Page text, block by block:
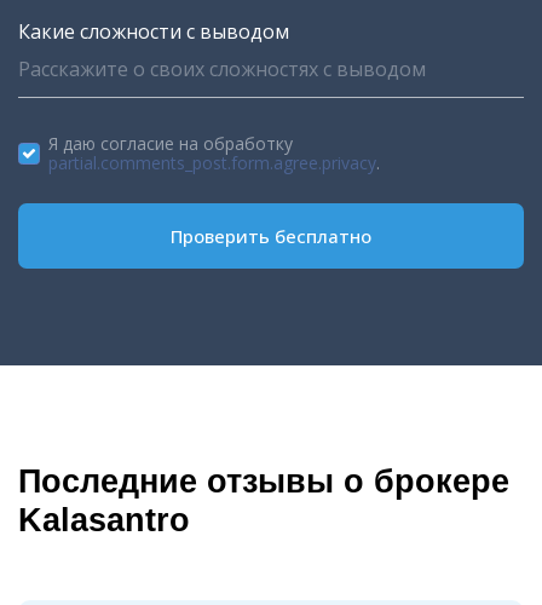
Какие сложности с выводом
Я даю согласие на обработку
partial.comments_post.form.agree.privacy.
Проверить бесплатно
Последние отзывы о брокере
Kalasantro